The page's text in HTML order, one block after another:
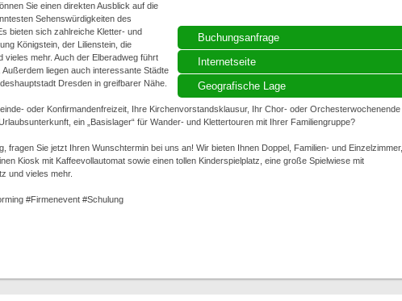
Buchungsanfrage
Internetseite
Geografische Lage
Sie einen direkten Ausblick auf die
Sehenswürdigkeiten des
bieten sich zahlreiche Kletter- und
Königstein, der Lilienstein, die
vieles mehr. Auch der Elberadweg führt
liegen auch interessante Städte
Dresden in greifbarer Nähe.
oder Konfirmandenfreizeit, Ihre Kirchenvorstandsklausur, Ihr Chor- oder Orchesterwochenende
ein „Basislager“ für Wander- und Klettertouren mit Ihrer Familiengruppe?
fragen Sie jetzt Ihren Wunschtermin bei uns an! Wir bieten Ihnen Doppel, Familien- und Einzelzimmer,
Kiosk mit Kaffeevollautomat sowie einen tollen Kinderspielplatz, eine große Spielwiese mit
und vieles mehr.
#Firmenevent #Schulung